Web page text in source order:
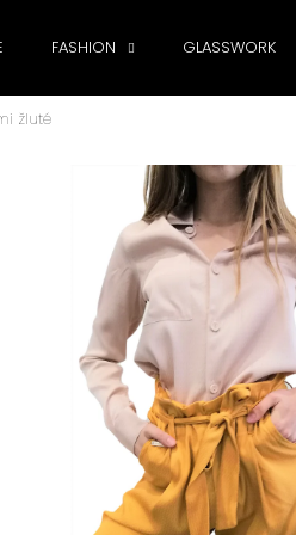
FASHION GLASSWORK
žluté
Co potřebujete najít?
Doporučujeme